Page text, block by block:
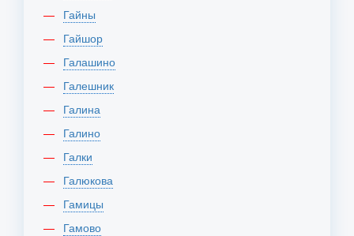
Гайны
Гайшор
Галашино
Галешник
Галина
Галино
Галки
Галюкова
Гамицы
Гамово